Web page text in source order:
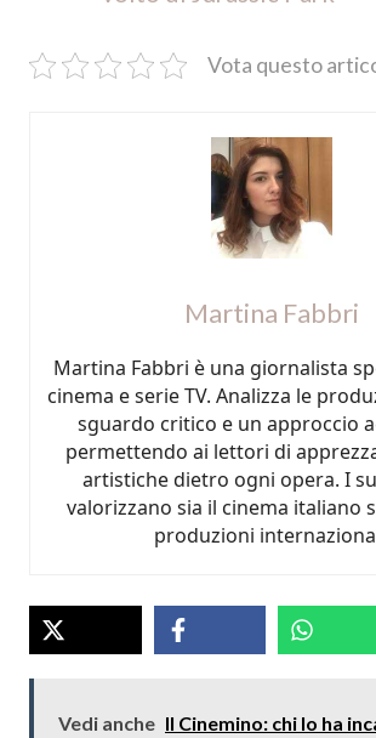
Vota questo
Martina Fabbri
Martina Fabbri è una giornalista
cinema e serie TV. Analizza le
sguardo critico e un approccio
permettendo ai lettori di
artistiche dietro ogni opera. I
valorizzano sia il cinema italiano
produzioni
Vedi anche Il Cinemino: chi lo ha